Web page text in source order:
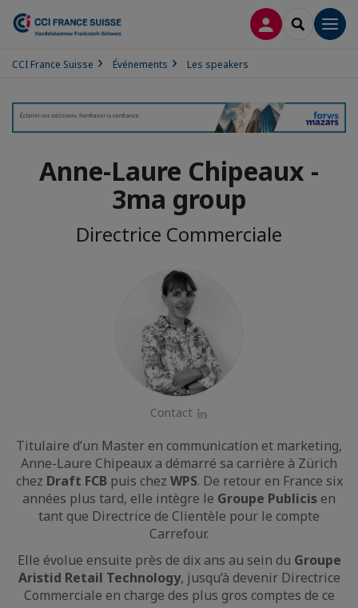
CONNEXION
CCI France Suisse Événements Les speakers
Anne-Laure Chipeaux -
3ma group
Directrice Commerciale
Contact
Titulaire d’un Master en communication et marketing,
Anne-Laure Chipeaux a démarré sa carrière à Zürich
chez Draft FCBpuis chez WPS. De retour en France six
années plus tard, elle intègre le Groupe Publicis en
tant que Directrice de Clientèle pour le compte
Carrefour.
Elle évolue ensuite près de dix ans au sein du Groupe
Aristid Retail Technology, jusqu’à devenir Directrice
Commerciale en charge des plus gros comptes de ce